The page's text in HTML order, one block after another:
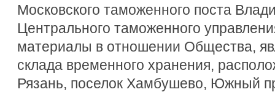
Московского таможенного поста
Центрального таможенного
материалы в отношении Общества,
склада временного хранения,
Рязань, поселок Хамбушево, Южный